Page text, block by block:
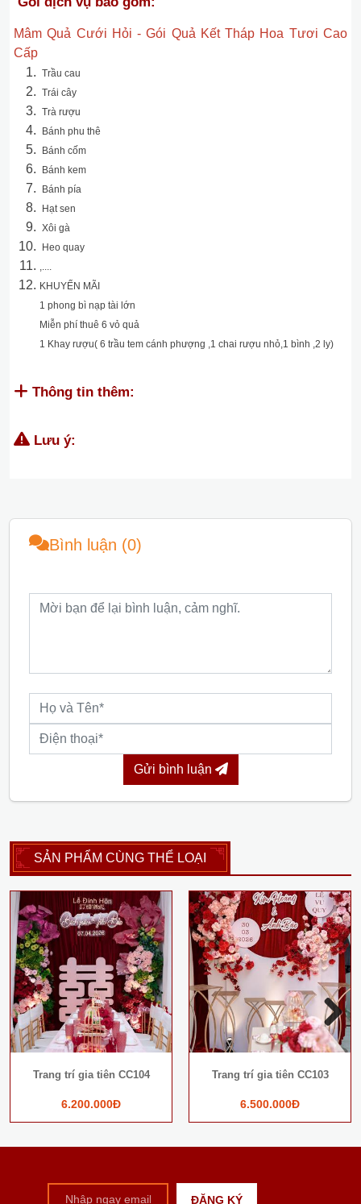
Mâm Quả Cưới Hỏi - Gói Quả Kết Tháp Hoa Tươi Cao
Cấp
Trầu cau
Trái cây
Trà rượu
Bánh phu thê
Bánh cốm
Bánh kem
Bánh pía
Hạt sen
Xôi gà
Heo quay
,....
KHUYẾN MÃI
1 phong bì nạp tài lớn
Miễn phí thuê 6 vỏ quả
1 Khay rượu( 6 trầu tem cánh phượng ,1 chai rượu nhỏ,1 bình ,2 ly)
Thông tin thêm:
Lưu ý:
Bình luận (0)
Gửi bình luận
SẢN PHẨM CÙNG THỂ LOẠI
Trang trí gia tiên CC104
6.200.000Đ
Trang trí gia tiên CC103
6.500.000Đ
Next